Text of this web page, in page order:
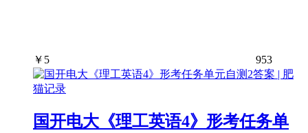
￥ 5 953
国开电大《理工英语4》形考任务单